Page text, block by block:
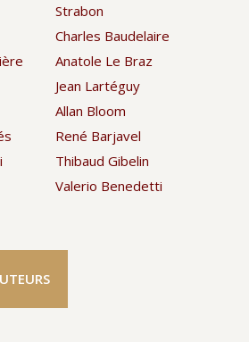
Strabon
Charles Baudelaire
Anatole Le Braz
Jean Lartéguy
Allan Bloom
René Barjavel
Thibaud Gibelin
Valerio Benedetti